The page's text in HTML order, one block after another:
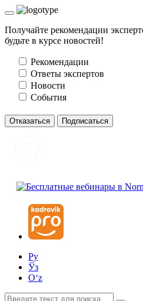
Получайте рекомендации
будьте в курсе новостей!
Рекомендации
Ответы экспертов
Новости
События
Отказаться Подписаться
Ру
Ўз
Oʻz